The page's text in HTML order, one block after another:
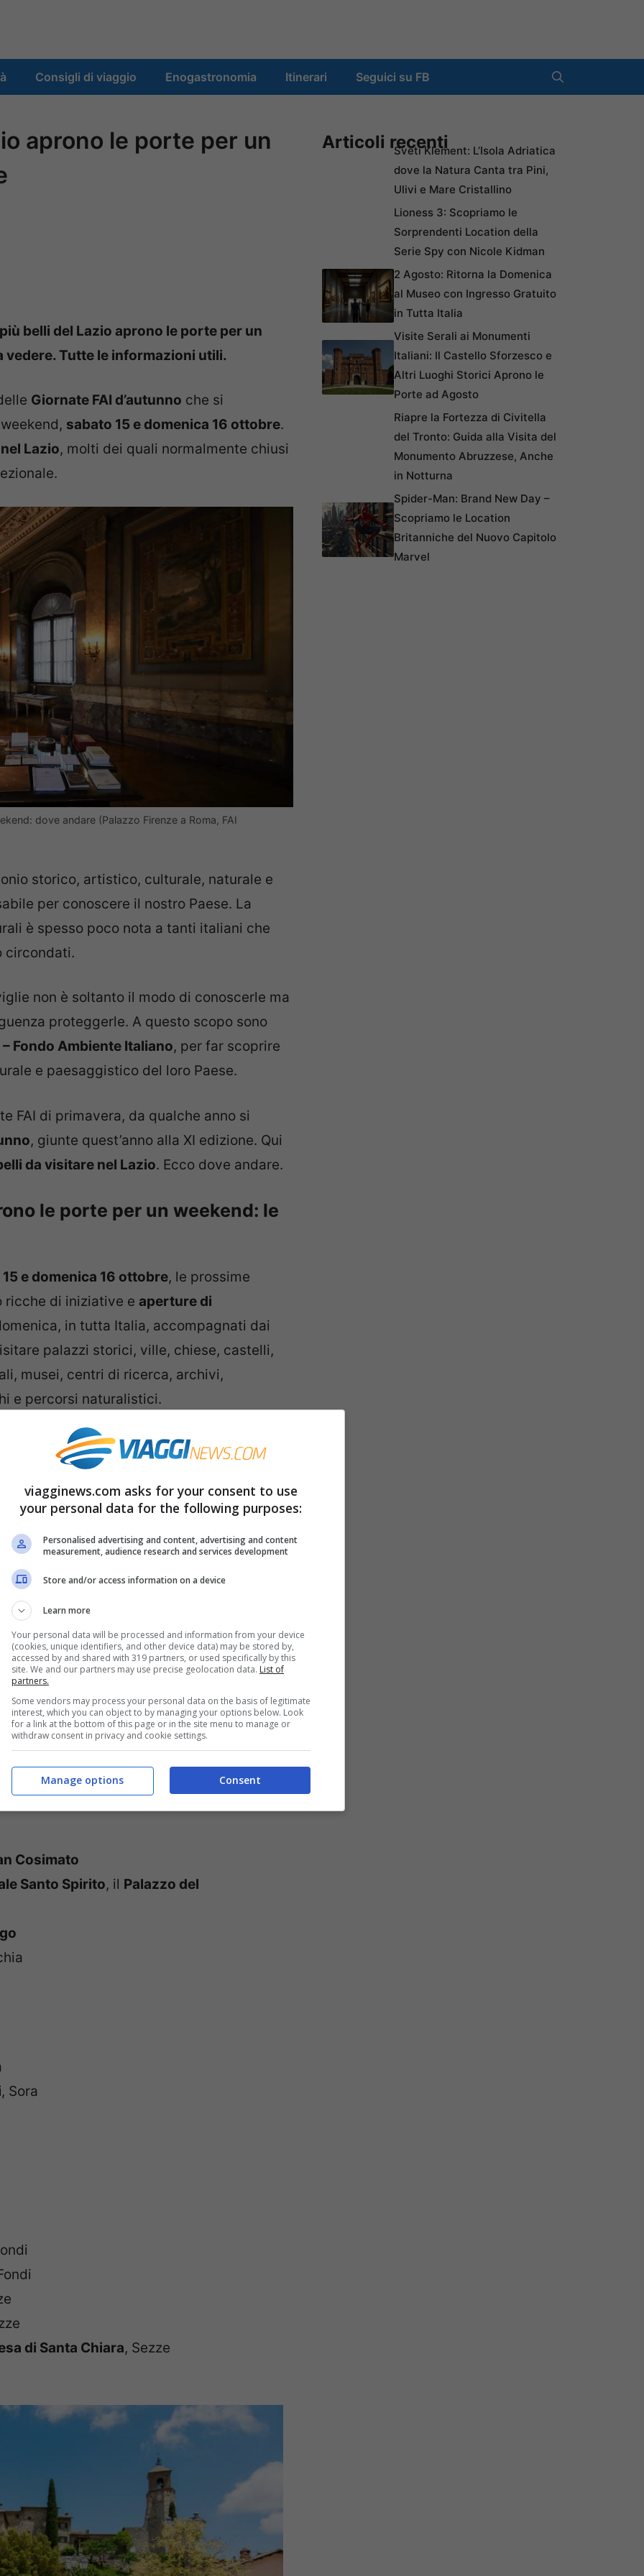
Consigli di viaggio Enogastronomia Itinerari Seguici su FB
aprono le porte per un
belli del Lazio aprono le porte per un
vedere. Tutte le informazioni utili.
Giornate FAI d’autunno che si
sabato 15 e domenica 16 ottobre.
Lazio, molti dei quali normalmente chiusi
dove andare (Palazzo Firenze a Roma, FAI
storico, artistico, culturale, naturale e
per conoscere il nostro Paese. La
è spesso poco nota a tanti italiani che
circondati.
non è soltanto il modo di conoscerle ma
proteggerle. A questo scopo sono
– Fondo Ambiente Italiano, per far scoprire
e paesaggistico del loro Paese.
FAI di primavera, da qualche anno si
, giunte quest’anno alla XI edizione. Qui
da visitare nel Lazio. Ecco dove andare.
le porte per un weekend: le
e domenica 16 ottobre, le prossime
ricche di iniziative e aperture di
in tutta Italia, accompagnati dai
palazzi storici, ville, chiese, castelli,
musei, centri di ricerca, archivi,
e percorsi naturalistici.
e naturali d’Italia tra i beni gestiti dal FAI.
al pubblico, apriranno alle visite in via
proponiamo quelli da non perderenel
aperti per le Giornate FAI
selezione. Per alcuni luoghi è richiesta la
piccolo contributo volontario.
Lazioda non perdere.
luoghi affascinanti
della Società Italiana Dante Alighieri
Cosimato
Santo Spirito, il Palazzo del
, Sora
di Santa Chiara, Sezze
Articoli recentiSveti Klement: L’Isola Adriatica
dove la Natura Canta tra Pini,
Ulivi e Mare Cristallino
Lioness 3: Scopriamo le
Sorprendenti Location della
Serie Spy con Nicole Kidman
2 Agosto: Ritorna la Domenica
al Museo con Ingresso Gratuito
in Tutta Italia
Visite Serali ai Monumenti
Italiani: Il Castello Sforzesco e
Altri Luoghi Storici Aprono le
Porte ad Agosto
Riapre la Fortezza di Civitella
del Tronto: Guida alla Visita del
Monumento Abruzzese, Anche
in Notturna
Spider-Man: Brand New Day –
Scopriamo le Location
Britanniche del Nuovo Capitolo
Marvel
viagginews.com asks for your consent to use
your personal data for the following purposes:
Personalised advertising and content, advertising and content
measurement, audience research and services development
Store and/or access information on a device
Learn more
Your personal data will be processed and information from your device
(cookies, unique identifiers, and other device data) may be stored by,
accessed by and shared with 319 partners, or used specifically by this
site. We and our partners may use precise geolocation data. List of
partners.
Some vendors may process your personal data on the basis of legitimate
interest, which you can object to by managing your options below. Look
for a link at the bottom of this page or in the site menu to manage or
withdraw consent in privacy and cookie settings.
Consent
Manage options